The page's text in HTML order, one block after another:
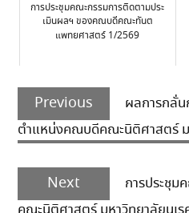
การประชุมคณะกรรมการติดตามประ
เมินผลฯ ของคณบดีคณะทันต
แพทยศาสตร์ 1/2569
Post
navigation
Previous
post:
ผลการกลั่น
ตำแหน่งคณบดีคณะนิติศาสตร์ ม
Next
Next
post:
การประชุม